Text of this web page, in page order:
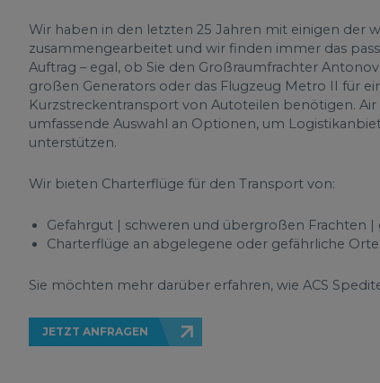
Wir haben in den letzten 25 Jahren mit einigen der
zusammengearbeitet und wir finden immer das
Auftrag – egal, ob Sie den Großraumfrachter
großen Generators oder das Flugzeug Metro II für
Kurzstreckentransport von Autoteilen benötigen. Air
umfassende Auswahl an Optionen, um
unterstützen.
Wir bieten Charterflüge für den Transport von:
Gefahrgut | schweren und übergroßen Frachten
Charterflüge an abgelegene oder gefährliche
Sie möchten mehr darüber erfahren, wie ACS
JETZT ANFRAGEN